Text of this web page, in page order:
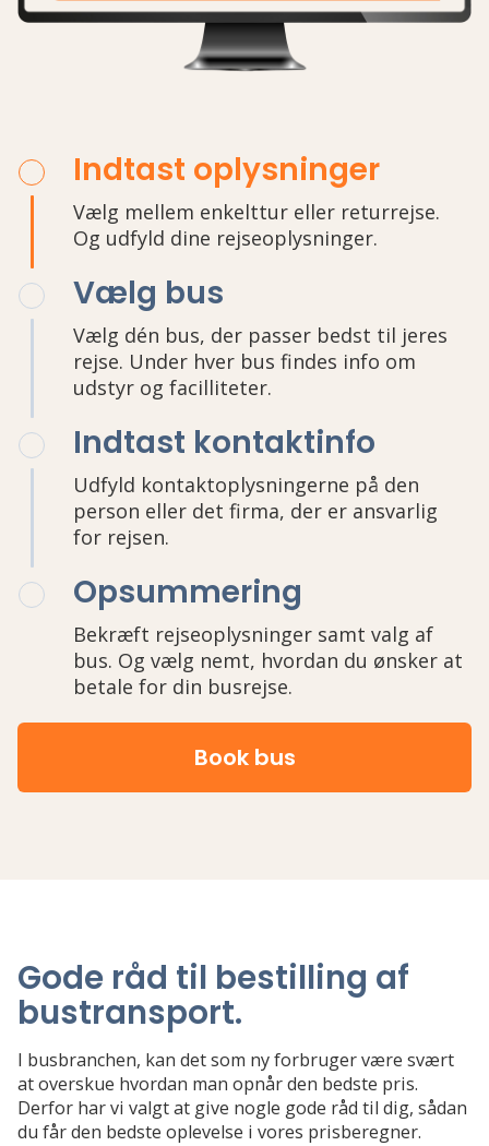
Indtast oplysninger
Vælg mellem enkelttur eller returrejse.
Og udfyld dine rejseoplysninger.
Vælg bus
Vælg dén bus, der passer bedst til jeres
rejse. Under hver bus findes info om
udstyr og facilliteter.
Indtast kontaktinfo
Udfyld kontaktoplysningerne på den
person eller det firma, der er ansvarlig
for rejsen.
Opsummering
Bekræft rejseoplysninger samt valg af
bus. Og vælg nemt, hvordan du ønsker at
betale for din busrejse.
Book bus
Gode råd til bestilling af
bustransport.
I busbranchen, kan det som ny forbruger være svært
at overskue hvordan man opnår den bedste pris.
Derfor har vi valgt at give nogle gode råd til dig, sådan
du får den bedste oplevelse i vores prisberegner.